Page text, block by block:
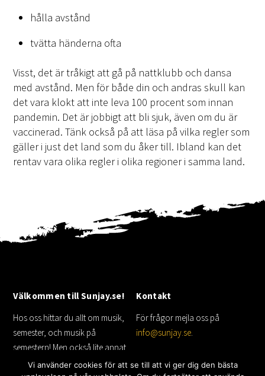
hålla avstånd
tvätta händerna ofta
Visst, det är tråkigt att gå på nattklubb och dansa
med avstånd. Men för både din och andras skull kan
det vara klokt att inte leva 100 procent som innan
pandemin. Det är jobbigt att bli sjuk, även om du är
vaccinerad. Tänk också på att läsa på vilka regler som
gäller i just det land som du åker till. Ibland kan det
rentav vara olika regler i olika regioner i samma land.
Välkommen till Sunjay.se!
Hos oss hittar du allt om musik,
semester, och musik på
semestern! Men också lite annat
som shopping inspirerad av
Kontakt
För frågor mejla oss på
info@sunjay.se.
Vi använder cookies för att se till att vi ger dig den bästa